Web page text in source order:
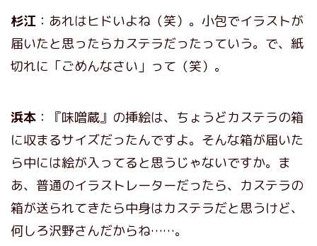
杉江 ：あれはヒドいよね（笑）。小包でイラストが
届いたと思ったらカステラだったっていう。で、紙
切れに「ごめんなさい」って（笑）。
浜本 ：『味噌蔵』の挿絵は、ちょうどカステラの箱
に収まるサイズだったんですよ。そんな箱が届いた
ら中には絵が入ってると思うじゃないですか。ま
あ、普通のイラストレーターだったら、カステラの
箱が送られてきたら中身はカステラだと思うけど、
何しろ沢野さんだからね……。